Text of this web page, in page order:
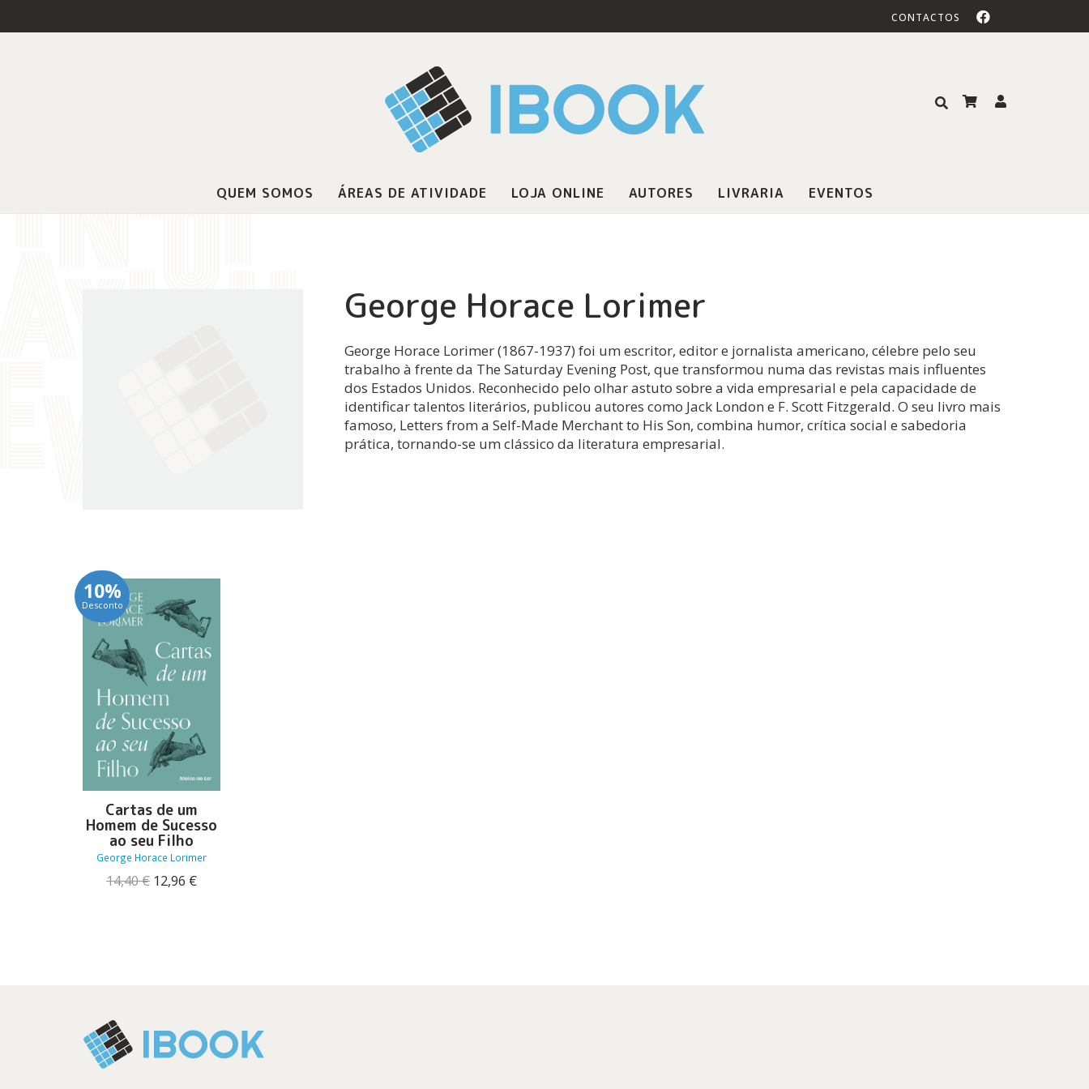
CONTACTOS
QUEM SOMOS ÁREAS DE ATIVIDADE LOJA ONLINE AUTORES LIVRARIA EVENTOS
George Horace Lorimer
George Horace Lorimer (1867-1937) foi um escritor, editor e jornalista americano, célebre pelo seu
trabalho à frente da The Saturday Evening Post, que transformou numa das revistas mais influentes
dos Estados Unidos. Reconhecido pelo olhar astuto sobre a vida empresarial e pela capacidade de
identificar talentos literários, publicou autores como Jack London e F. Scott Fitzgerald. O seu livro mais
famoso, Letters from a Self-Made Merchant to His Son, combina humor, crítica social e sabedoria
prática, tornando-se um clássico da literatura empresarial.
10%
Desconto
Cartas de um
Homem de Sucesso
ao seu Filho
George Horace Lorimer
14,40€ O
12,96 €O